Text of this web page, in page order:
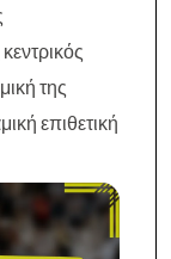
της
επιθετική